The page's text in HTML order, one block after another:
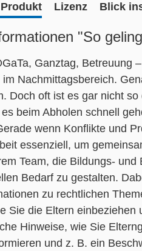
Lizenz Blick
"So
Ganztag, Betreuung
Nachmittagsbereich.
Doch oft ist es gar nicht
beim Abholen schnell
wenn Konflikte und
essenziell, um
Team, die Bildungs-
Bedarf zu gestalten.
zu rechtlichen
Sie die Eltern
Hinweise, wie Sie
und z. B. ein